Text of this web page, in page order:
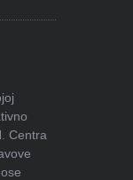
Centra